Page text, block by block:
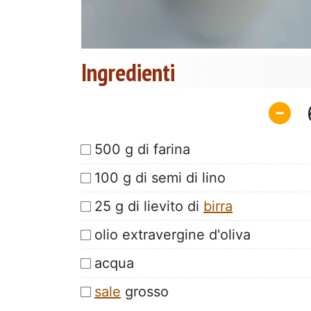
Ingredienti
500 g di farina
100 g di semi di lino
25 g di lievito di birra
olio extravergine d'oliva
acqua
sale grosso